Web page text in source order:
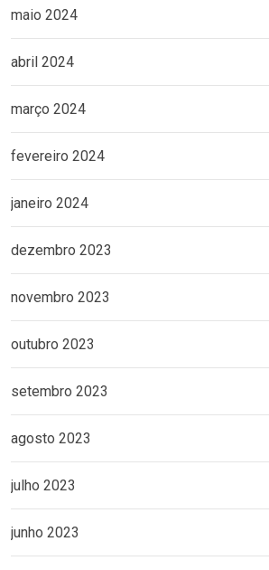
maio 2024
abril 2024
março 2024
fevereiro 2024
janeiro 2024
dezembro 2023
novembro 2023
outubro 2023
setembro 2023
agosto 2023
julho 2023
junho 2023